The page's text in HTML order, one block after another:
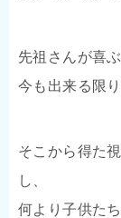
先祖さんが喜
今も出来る限
そこから得た
し、
何より子供た